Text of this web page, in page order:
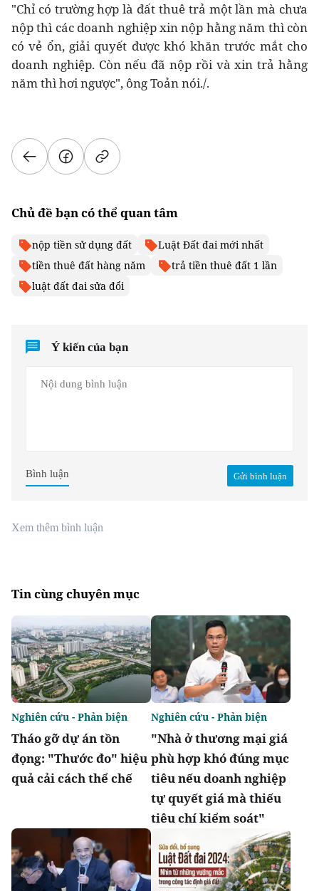
"Chỉ có trường hợp là đất thuê trả một lần mà chưa
nộp thì các doanh nghiệp xin nộp hằng năm thì còn
có vẻ ổn, giải quyết được khó khăn trước mắt cho
doanh nghiệp. Còn nếu đã nộp rồi và xin trả hằng
năm thì hơi ngược", ông Toản nói./.
Chủ đề bạn có thể quan tâm
nộp tiền sử dụng đất
Luật Đất đai mới nhất
tiền thuê đất hàng năm
trả tiền thuê đất 1 lần
luật đất đai sửa đổi
Ý kiến của bạn
Gửi bình luận
Bình luận
Xem thêm bình luận
Tin cùng chuyên mục
Tháo gỡ dự án tồn
đọng: "Thước đo" hiệu
quả cải cách thể chế
Nghiên cứu - Phản biện
"Nhà ở thương mại giá
phù hợp khó đúng mục
tiêu nếu doanh nghiệp
tự quyết giá mà thiếu
tiêu chí kiểm soát"
Nghiên cứu - Phản biện